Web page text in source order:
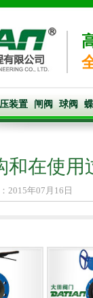
装置 闸阀 球阀
和在使用
2015年07月16日